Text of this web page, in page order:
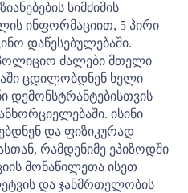
სიმძიმის
ინფორმაციით, 5 პირი
დაწესებულებაში.
ძალები მთელი
ცდილობდნენ ხელი
დემონსტრანტებისთვის
ისინი
და ფიზიკურად
რამდენიმე ეპიზოდში
მონაწილეთა ისეთ
და ჯანმრთელობის